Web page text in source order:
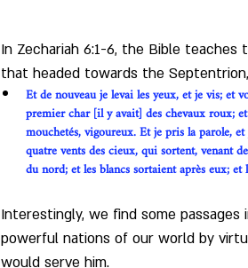
In Zechariah 6:1-6, the Bible
that headed towards the
Et de nouveau je levai les yeux, et je vis; et
premier char [il y avait] des chevaux roux;
mouchetés, vigoureux. Et je pris la parole,
quatre vents des cieux, qui sortent, venant
du nord; et les blancs sortaient après eux;
Interestingly, we find some
powerful nations of our world by
would serve him.